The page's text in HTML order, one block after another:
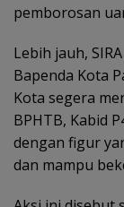
pemborosan
Lebih jauh,
Bapenda Kota
Kota segera
BPHTB, Kabid
dengan figur
dan mampu